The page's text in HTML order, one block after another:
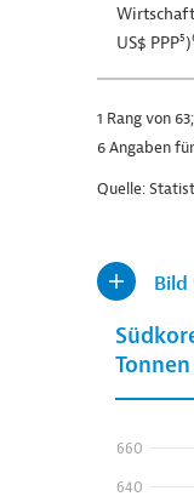
US$ PPP5)
1 Rang von
6 Angaben
Quelle:
Bild